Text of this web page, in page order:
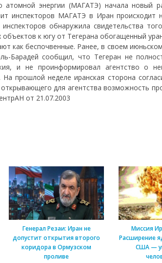
энергии (МАГАТЭ) начала новый
инспекторов МАГАТЭ в Иран происходит
обнаружила свидетельства
к югу от Тегерана обогащенный
как беспочвенные. Ранее, в своем
Барадей сообщил, что Тегеран не
и не проинформировал агентство о
прошлой неделе иранская сторона
для агентства возможность
от 21.07.2003
Генерал Резаи: Иран не
допустит открытия второго
коридора в Ормузском
проливе
Миссия
Расширение
США —